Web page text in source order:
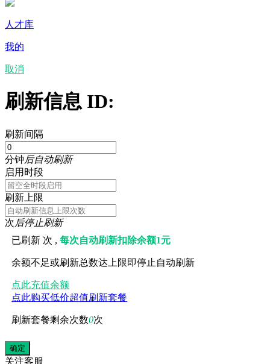
人才库
我的
取消
刷新信息 ID:
刷新间隔
分钟后自动刷新
启用时段
刷新上限
次后停止刷新
已刷新 次 ,每次自动刷新扣除余额1元
余额不足或刷新总数达上限即停止自动刷新
点此充值余额
点此购买低价超值刷新套餐
刷新套餐剩余次数0次
关注客服